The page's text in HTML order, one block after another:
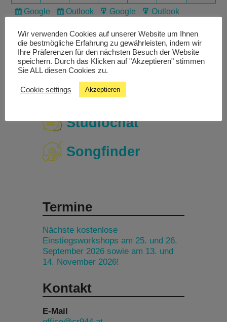
Subscribe
Google
Subscribe
Outlook
Export
Google
Export
Outlook
Livestream
Studiochat
Songfinder
Termine
Nächste kostenlose
Einstiegsworkshops am 25. und 26.
September 2026 sowie am 13. und
14. November 2026!
Kontakt
E-Mail
Wir verwenden Cookies auf unserer Website um Ihnen
die bestmögliche Erfahrung zu gewährleisten, indem wir
Ihre Präferenzen für den nächsten Besuch der Website
speichern. Durch das Klicken auf "Akzeptieren" stimmen
Sie ALL diesen Cookies zu.
Cookie settings Akzeptieren